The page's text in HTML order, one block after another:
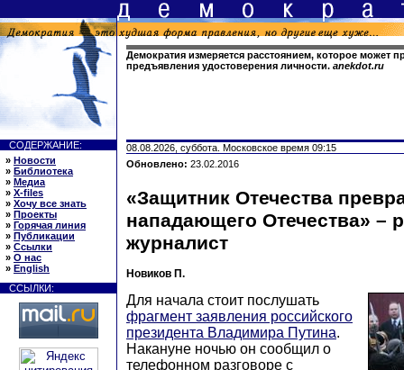
Демократия измеряется расстоянием, которое может
предъявления удостоверения личности. anekdot.ru
СОДЕРЖАНИЕ:
» Новости
» Библиотека
» Медиа
» X-files
» Хочу все знать
» Проекты
» Горячая линия
» Публикации
» Ссылки
» О нас
» English
ССЫЛКИ:
08.08.2026, суббота. Московское время 09:15
Обновлено: 23.02.2016
«Защитник Отечества
нападающего Отечества» –
журналист
Новиков П.
Для начала стоит послушать
фрагмент заявления российского
президента Владимира Путина.
Накануне ночью он сообщил о
телефонном разговоре с